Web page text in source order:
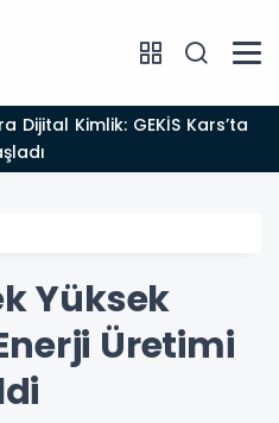
Yüksek
Üretimi